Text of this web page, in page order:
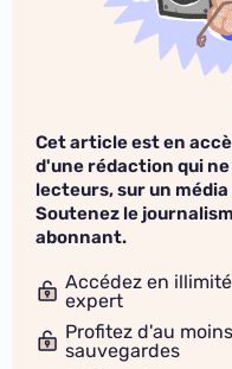
Cet article est en
d'une rédaction qui
lecteurs, sur un
Soutenez le
abonnant.
Accédez en
expert
Profitez d'au
sauvegardes